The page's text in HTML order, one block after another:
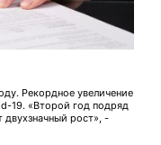
Рекордное увеличение
19. «Второй год подряд
рост», -